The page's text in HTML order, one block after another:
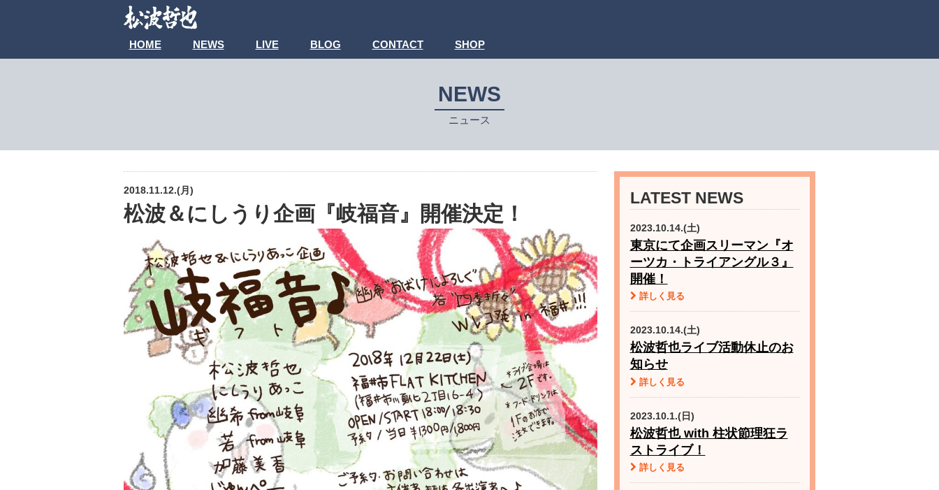
HOME NEWS LIVE BLOG CONTACT SHOP
NEWS
ニュース
2018.11.12.(月)
松波＆にしうり企画『岐福音』開催決定！
LATEST NEWS
2023.10.14.(土)
東京にて企画スリーマン『オ
ーツカ・トライアングル３』
開催！
詳しく見る
2023.10.14.(土)
松波哲也ライブ活動休止のお
知らせ
詳しく見る
2023.10.1.(日)
松波哲也 with 柱状節理狂ラ
ストライブ！
詳しく見る